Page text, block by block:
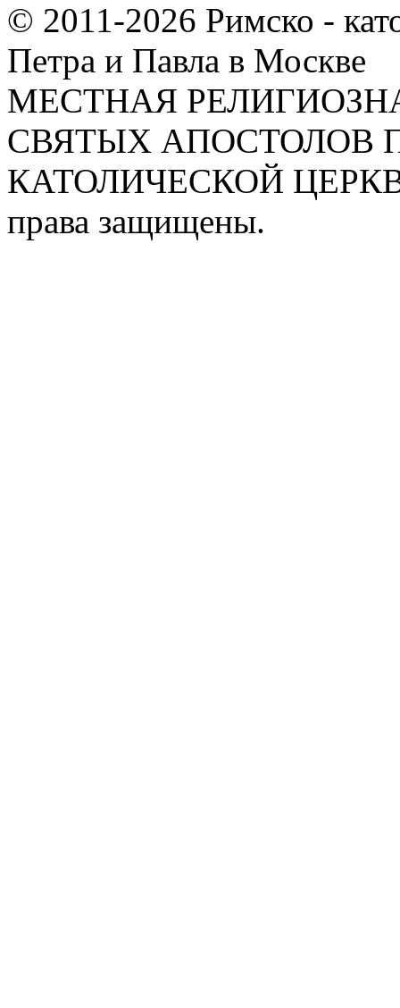
© 2011-2026 Римско -
Петра и Павла в Москве
МЕСТНАЯ
СВЯТЫХ АПОСТОЛОВ
КАТОЛИЧЕСКОЙ
права защищены.